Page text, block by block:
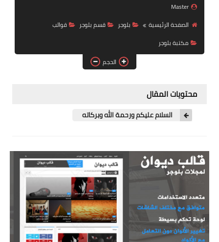
ويندوز 7
اندرويد
العاب
الربح من الانترنت
الحماية
Master
الصفحة الرئيسية
بلوجر قسم بلوجر
قوالب
مكتبة بلوجر
الحجم
محتويات المقال
السلام عليكم ورحمة الله وبركاته